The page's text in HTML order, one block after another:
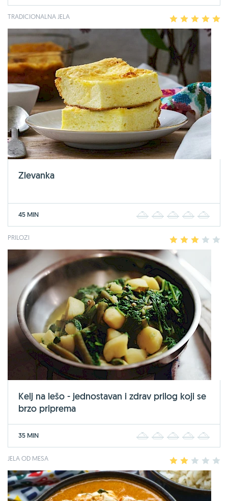
TRADICIONALNA JELA 2 3 4
Zlevanka
45 MIN 2 3 4
PRILOZI 2 3 4
Kelj na lešo - jednostavan i zdrav prilog koji se
brzo priprema
35 MIN 2 3 4
JELA OD MESA 2 3 4